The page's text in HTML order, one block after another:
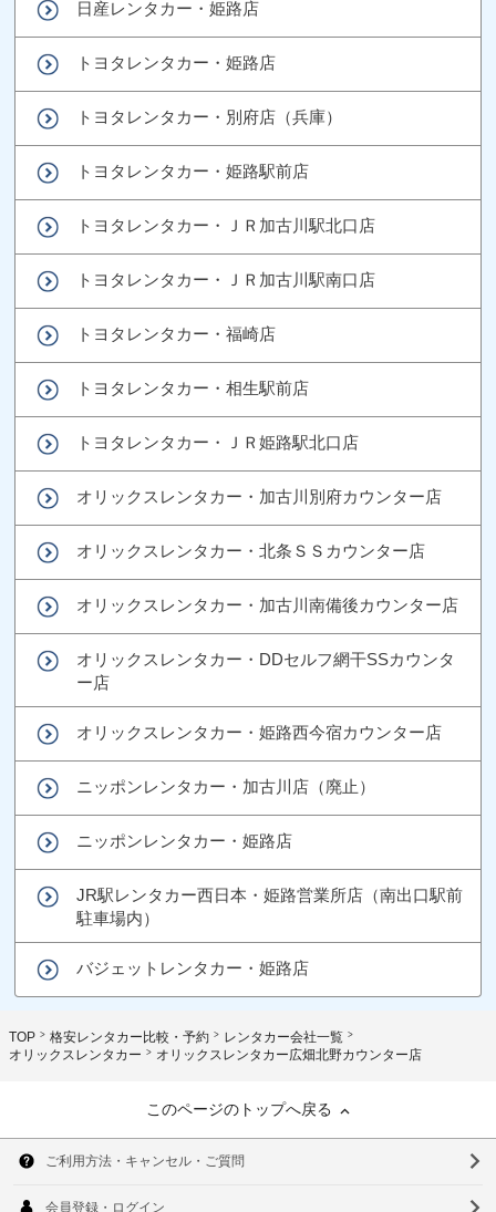
日産レンタカー・姫路店
トヨタレンタカー・姫路店
トヨタレンタカー・別府店（兵庫）
トヨタレンタカー・姫路駅前店
トヨタレンタカー・ＪＲ加古川駅北口店
トヨタレンタカー・ＪＲ加古川駅南口店
トヨタレンタカー・福崎店
トヨタレンタカー・相生駅前店
トヨタレンタカー・ＪＲ姫路駅北口店
オリックスレンタカー・加古川別府カウンター店
オリックスレンタカー・北条ＳＳカウンター店
オリックスレンタカー・加古川南備後カウンター店
オリックスレンタカー・DDセルフ網干SSカウンタ
ー店
オリックスレンタカー・姫路西今宿カウンター店
ニッポンレンタカー・加古川店（廃止）
ニッポンレンタカー・姫路店
JR駅レンタカー西日本・姫路営業所店（南出口駅前
駐車場内）
バジェットレンタカー・姫路店
TOP 格安レンタカー比較・予約
レンタカー会社一覧
オリックスレンタカー
オリックスレンタカー広畑北野カウンター店
このページのトップへ戻る